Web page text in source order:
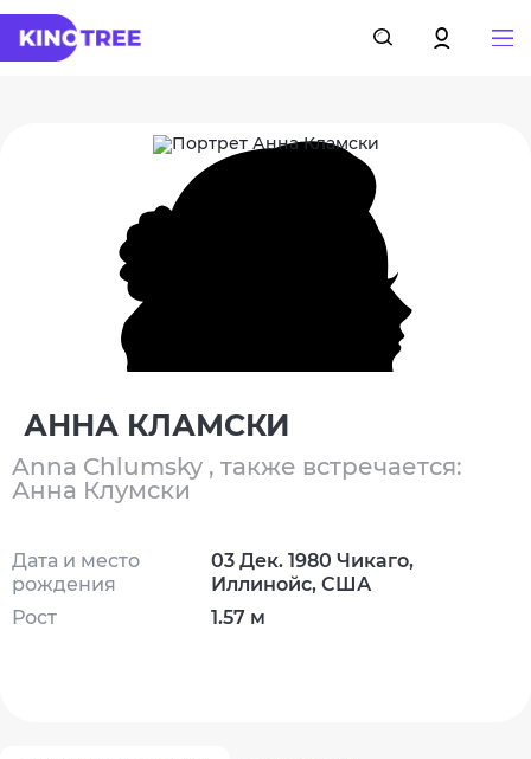
АННА КЛАМСКИ
Anna Chlumsky , также встречается:
Анна Клумски
Дата и место
рождения
Рост
03 Дек. 1980 Чикаго,
Иллинойс, США
1.57 м